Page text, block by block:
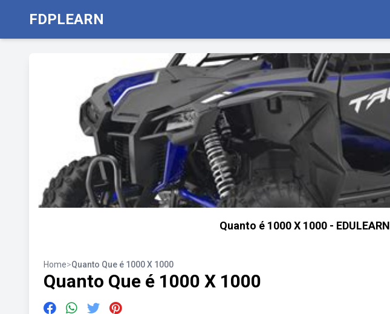
FDPLEARN
Quanto é 1000 X 1000 - EDULEARN
Home>Quanto Que é 1000 X 1000
Quanto Que é 1000 X 1000